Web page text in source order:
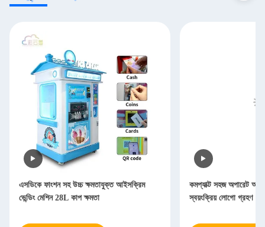
এসডিকে ফাংশন সহ উচ্চ ক্ষমতাযুক্ত আইসক্রিম
ভেন্ডিং মেশিন 28L কাপ ক্ষমতা
কমপ্যাক্ট সহজ অপারেট
স্বয়ংক্রিয় লোগো গ্রহণ